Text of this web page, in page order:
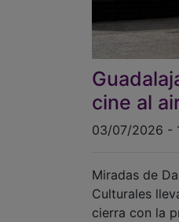
cine al
03/07/2026 -
Miradas de
Culturales
cierra con la